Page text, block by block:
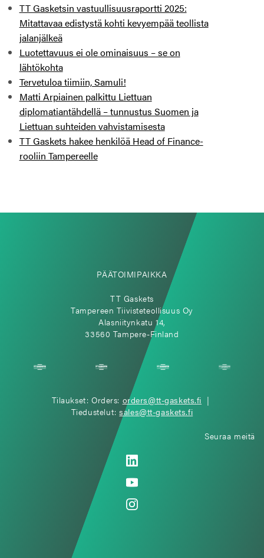
TT Gasketsin vastuullisuusraportti 2025:
Mitattavaa edistystä kohti kevyempää teollista
jalanjälkeä
Luotettavuus ei ole ominaisuus – se on
lähtökohta
Tervetuloa tiimiin, Samuli!
Matti Arpiainen palkittu Liettuan
diplomatiantähdellä – tunnustus Suomen ja
Liettuan suhteiden vahvistamisesta
TT Gaskets hakee henkilöä Head of Finance-
rooliin Tampereelle
PÄÄTOIMIPAIKKA
TT Gaskets
Tampereen Tiivisteteollisuus Oy
Alasniitynkatu 14,
33560 Tampere-Finland
Tilaukset: Orders: orders@tt-gaskets.fi |
Tiedustelut:sales@tt-gaskets.fi
Seuraa meitä